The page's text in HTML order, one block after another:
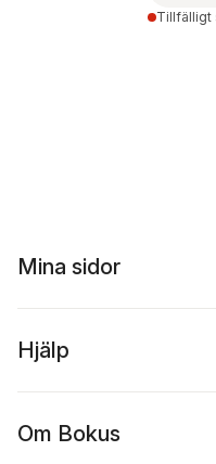
Tillfälligt
Mina sidor
Hjälp
Om Bokus